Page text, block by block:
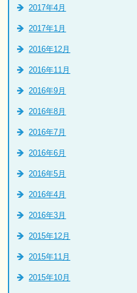
2017年4月
2017年1月
2016年12月
2016年11月
2016年9月
2016年8月
2016年7月
2016年6月
2016年5月
2016年4月
2016年3月
2015年12月
2015年11月
2015年10月